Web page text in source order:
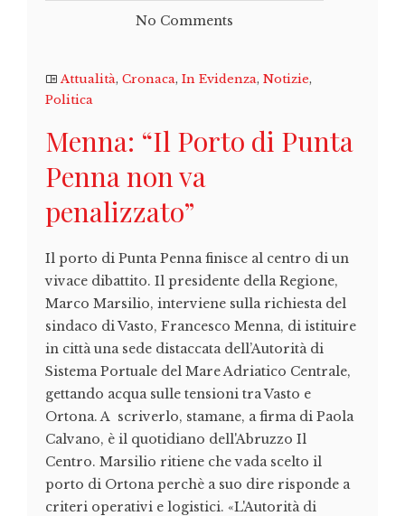
No Comments
Attualità, Cronaca, In Evidenza, Notizie,
Politica
Menna: “Il Porto di Punta
Penna non va
penalizzato”
Il porto di Punta Penna finisce al centro di un
vivace dibattito. Il presidente della Regione,
Marco Marsilio, interviene sulla richiesta del
sindaco di Vasto, Francesco Menna, di istituire
in città una sede distaccata dell’Autorità di
Sistema Portuale del Mare Adriatico Centrale,
gettando acqua sulle tensioni tra Vasto e
Ortona. A scriverlo, stamane, a firma di Paola
Calvano, è il quotidiano dell'Abruzzo Il
Centro. Marsilio ritiene che vada scelto il
porto di Ortona perchè a suo dire risponde a
criteri operativi e logistici. «L'Autorità di